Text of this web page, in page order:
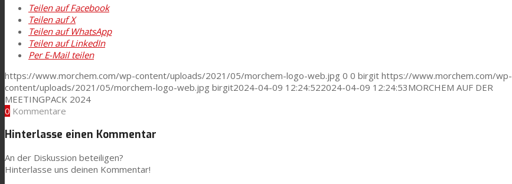
PU Ink Binders
Innovation
Forschung und Entwicklung
Consumer Care
Teilen auf Facebook
Teilen auf X
Teilen auf WhatsApp
Teilen auf LinkedIn
Per E-Mail teilen
https://www.morchem.com/wp-content/uploads/2021/05/morchem-logo-web.jpg 0 0 birgit https://www.morchem.com/wp-
content/uploads/2021/05/morchem-logo-web.jpg birgit2024-04-09 12:24:522024-04-09 12:24:53MORCHEM AUF DER
MEETINGPACK 2024
0 Kommentare
Hinterlasse einen Kommentar
An der Diskussion beteiligen?
Hinterlasse uns deinen Kommentar!